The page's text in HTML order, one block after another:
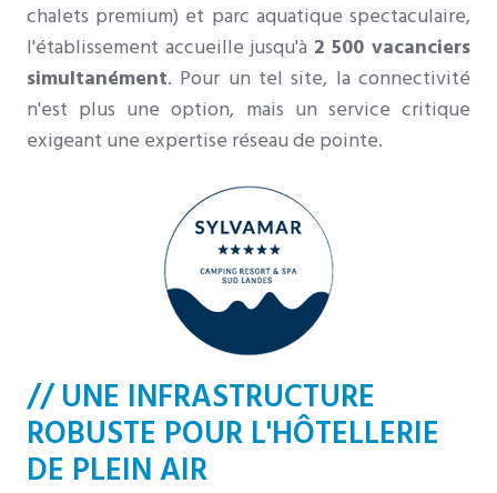
chalets premium) et parc aquatique spectaculaire,
l'établissement accueille jusqu'à 2 500 vacanciers
simultanément. Pour un tel site, la connectivité
n'est plus une option, mais un service critique
exigeant une expertise réseau de pointe.
// UNE INFRASTRUCTURE
ROBUSTE POUR L'HÔTELLERIE
DE PLEIN AIR